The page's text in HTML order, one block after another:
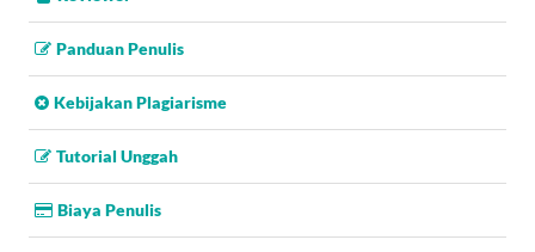
Panduan Penulis
Kebijakan Plagiarisme
Tutorial Unggah
Biaya Penulis